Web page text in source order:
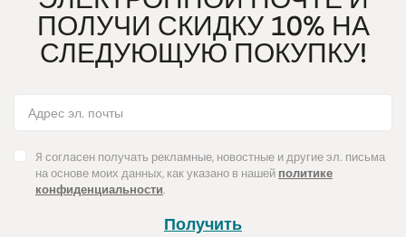
ПОЛУЧИ СКИДКУ 10% НА
СЛЕДУЮЩУЮ ПОКУПКУ!
Я согласен получать рекламные, новостные и другие эл. письма
на основе моих данных, как указано в нашей политике
конфиденциальности.
Получить